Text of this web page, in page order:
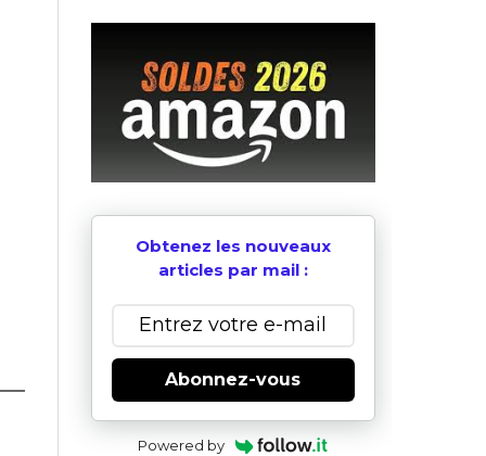
Obtenez les nouveaux
articles par mail :
Abonnez-vous
Powered by